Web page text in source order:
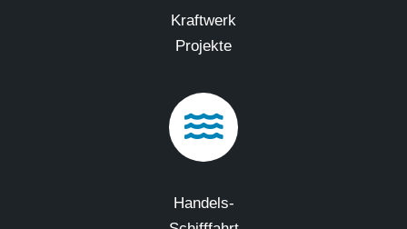
Kraftwerk
Projekte
Handels-